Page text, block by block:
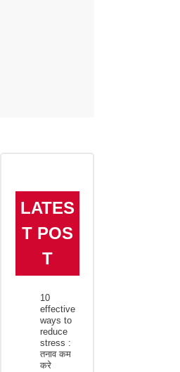
LATES
T POS
T
10
effective
ways to
reduce
stress :
तनाव कम
करे